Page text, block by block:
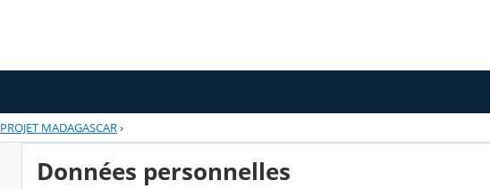
PROJET MADAGASCAR›
Données personnelles